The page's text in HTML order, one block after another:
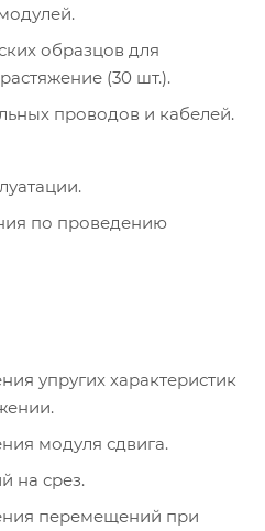
образцов для
(30 шт.).
проводов и кабелей.
по проведению
упругих характеристик
модуля сдвига.
на срез.
перемещений при